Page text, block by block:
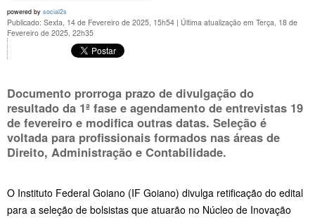
powered by social2s
Publicado: Sexta, 14 de Fevereiro de 2025, 15h54 | Última atualização em Terça, 18 de
Fevereiro de 2025, 22h35
Documento prorroga prazo de divulgação do
resultado da 1ª fase e agendamento de entrevistas 19
de fevereiro e modifica outras datas. Seleção é
voltada para profissionais formados nas áreas de
Direito, Administração e Contabilidade.
O Instituto Federal Goiano (IF Goiano) divulga retificação do edital
para a seleção de bolsistas que atuarão no Núcleo de Inovação